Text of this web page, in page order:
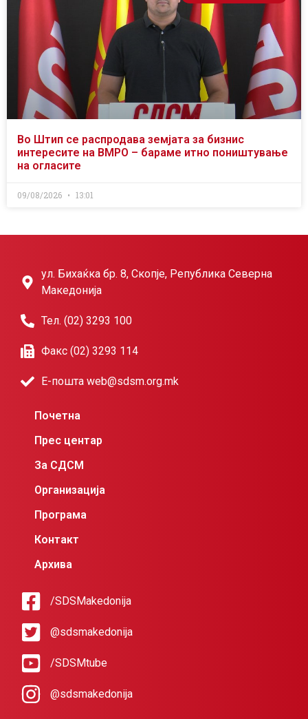
Во Штип се распродава земјата за бизнис
интересите на ВМРО – бараме итно поништување
на огласите
09/08/2026 13:01
ул. Бихаќка бр. 8, Скопје, Република Северна
Македонија
Тел. (02) 3293 100
Факс (02) 3293 114
Е-пошта web@sdsm.org.mk
Почетна
Прес центар
За СДСМ
Организација
Програма
Контакт
Архива
/SDSMakedonija
@sdsmakedonija
/SDSMtube
@sdsmakedonija